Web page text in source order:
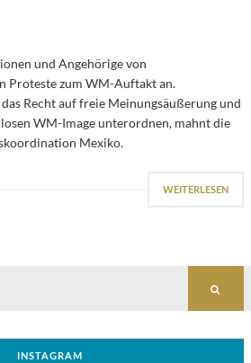
und Angehörige von
Proteste zum WM-Auftakt an.
Recht auf freie Meinungsäußerung und
WM-Image unterordnen, mahnt die
Mexiko.
WEITERLESEN
INSTAGRAM